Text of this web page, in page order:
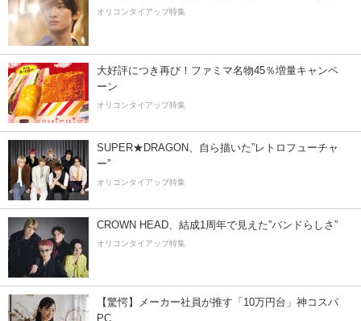
オリコンタイアップ特集
大好評につき再び！ファミマ名物45％増量キャンペ
ーン
オリコンタイアップ特集
SUPER★DRAGON、自ら描いた”レトロフューチャ
ー”
オリコンタイアップ特集
CROWN HEAD、結成1周年で見えた”バンドらしさ”
オリコンタイアップ特集
【驚愕】メーカー社員が推す「10万円台」神コスパ
PC